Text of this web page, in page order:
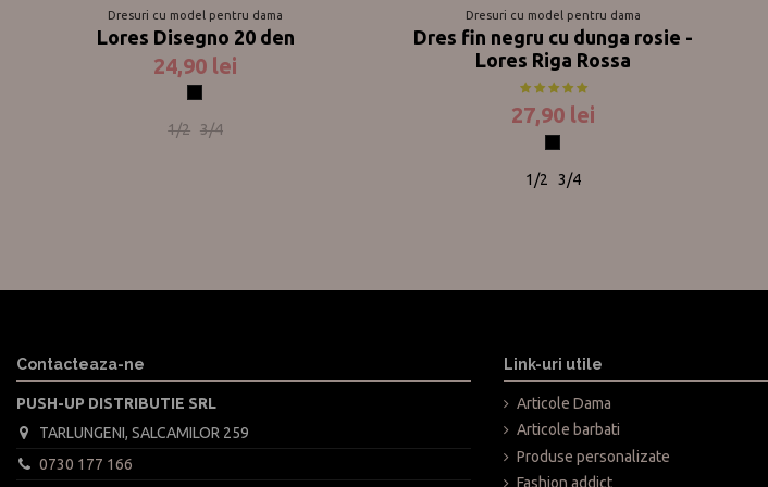
Dresuri cu model pentru dama
Lores Disegno 20 den
24,90 lei
Negru
1/2 3/4
Dresuri cu model pentru dama
Dres fin negru cu dunga rosie -
Lores Riga Rossa
27,90 lei
Negru
1/2
3/4
Contacteaza-ne
PUSH-UP DISTRIBUTIE SRL
TARLUNGENI, SALCAMILOR 259
0730 177 166
Link-uri utile
Articole Dama
Articole barbati
Produse personalizate
Fashion addict